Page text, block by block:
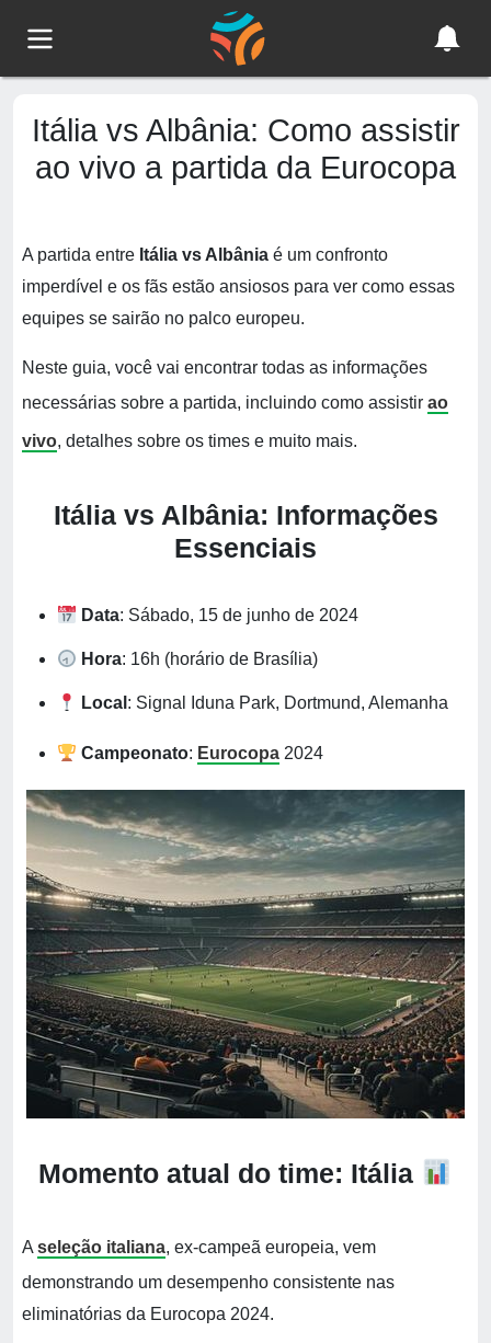
Itália vs Albânia: Como assistir
ao vivo a partida da Eurocopa
A partida entre Itália vs Albânia é um confronto
imperdível e os fãs estão ansiosos para ver como essas
equipes se sairão no palco europeu.
Neste guia, você vai encontrar todas as informações
necessárias sobre a partida, incluindo como assistir ao
vivo, detalhes sobre os times e muito mais.
Itália vs Albânia: Informações
Essenciais
Data: Sábado, 15 de junho de 2024
Hora: 16h (horário de Brasília)
Local : Signal Iduna Park, Dortmund, Alemanha
Campeonato: Eurocopa 2024
Momento atual do time: Itália
A seleção italiana, ex-campeã europeia, vem
demonstrando um desempenho consistente nas
eliminatórias da Eurocopa 2024.